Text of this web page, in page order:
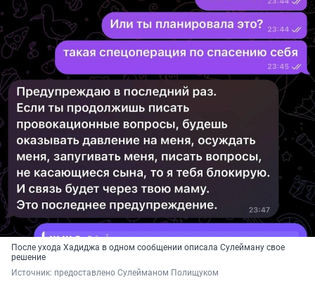
После ухода Хадиджа в одном сообщении описала Сулейману свое
решение
Источник: предоставлено Сулейманом Полищуком